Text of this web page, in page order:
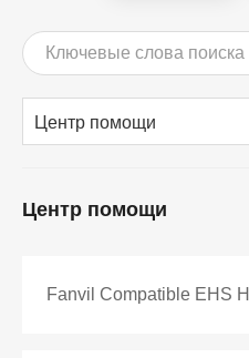
Центр помощи
Центр помощи
Fanvil Compatible EHS